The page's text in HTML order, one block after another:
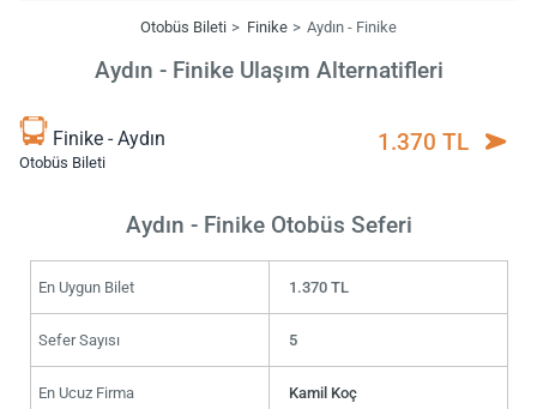
Otobüs Bileti Finike Aydın - Finike
Aydın - Finike Ulaşım Alternatifleri
Finike - Aydın
Otobüs Bileti
1.370 TL
Aydın - Finike Otobüs Seferi
En Uygun Bilet 1.370 TL
Sefer Sayısı 5
En Ucuz Firma Kamil Koç